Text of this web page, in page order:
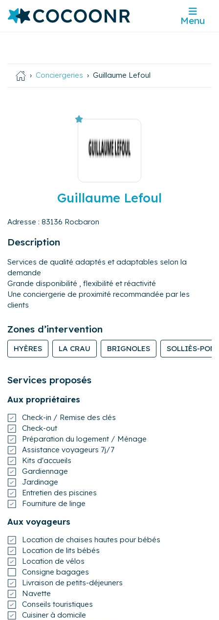
Menu
Conciergeries Guillaume Lefoul
Guillaume Lefoul
Adresse : 83136 Rocbaron
Description
Services de qualité adaptés et adaptables selon la
demande
Grande disponibilité , flexibilité et réactivité
Une conciergerie de proximité recommandée par les
clients
Zones d’intervention
HYÈRES LA CRAU BRIGNOLES SOLLIÈS-
Services proposés
Aux propriétaires
Check-in / Remise des clés
Check-out
Préparation du logement / Ménage
Assistance voyageurs 7j/7
Kits d'accueils
Gardiennage
Jardinage
Entretien des piscines
Fourniture de linge
Aux voyageurs
Location de chaises hautes pour bébés
Location de lits bébés
Location de vélos
Consigne bagages
Livraison de petits-déjeuners
Navette
Conseils touristiques
Cuisiner à domicile